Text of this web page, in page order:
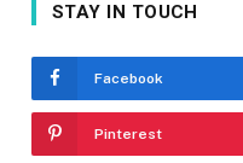
STAY IN TOUCH
Facebook
Pinterest